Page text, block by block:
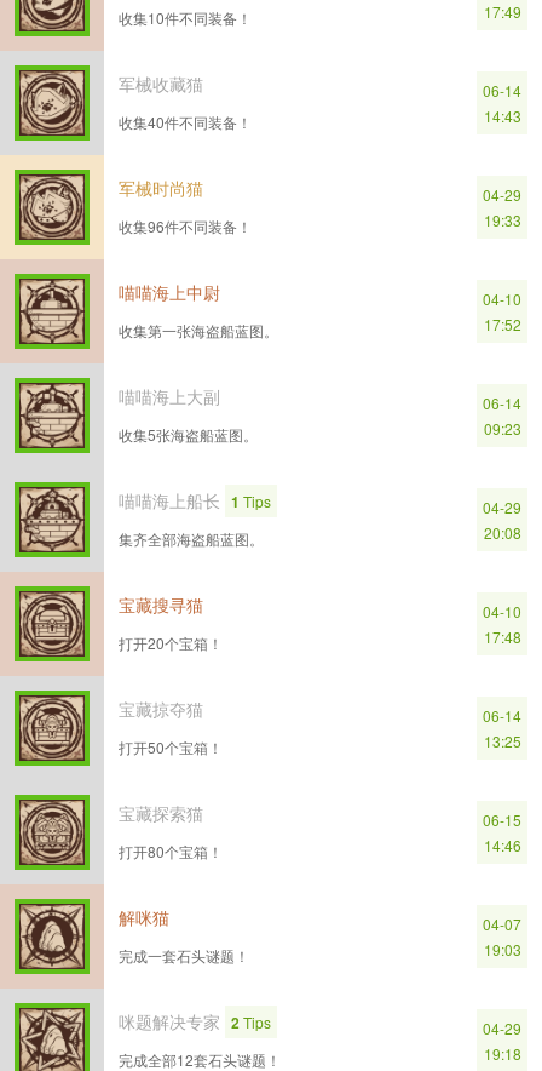
收集10件不同装备！
17:49
军械收藏猫
收集40件不同装备！
06-14
14:43
军械时尚猫
收集96件不同装备！
04-29
19:33
喵喵海上中尉
收集第一张海盗船蓝图。
04-10
17:52
喵喵海上大副
收集5张海盗船蓝图。
06-14
09:23
喵喵海上船长 1 Tips
集齐全部海盗船蓝图。
04-29
20:08
宝藏搜寻猫
打开20个宝箱！
04-10
17:48
宝藏掠夺猫
打开50个宝箱！
06-14
13:25
宝藏探索猫
打开80个宝箱！
06-15
14:46
解咪猫
完成一套石头谜题！
04-07
19:03
咪题解决专家 2Tips
完成全部12套石头谜题！
04-29
19:18